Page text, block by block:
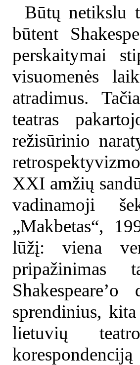
Būtų netikslu
būtent
perskaitymai
visuomenės
atradimus.
teatras
režisūrinio
XXI amžių
vadinamoji
„Makbetas“,
lūžį: viena
pripažinimas
sprendinius,
lietuvių